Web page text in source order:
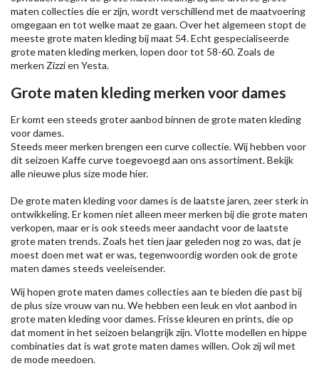
maten collecties die er zijn, wordt verschillend met de maatvoering
omgegaan en tot welke maat ze gaan. Over het algemeen stopt de
meeste grote maten kleding bij maat 54. Echt gespecialiseerde
grote maten kleding merken, lopen door tot 58-60. Zoals de
merken Zizzien Yesta.
Grote maten kleding merken voor dames
Er komt een steeds groter aanbod binnen de grote maten kleding
voor dames.
Steeds meer merken brengen een curve collectie. Wij hebben voor
dit seizoen Kaffecurve toegevoegd aan ons assortiment. Bekijk
alle nieuweplus size modehier.
De grote maten kleding voor dames is de laatste jaren, zeer sterk in
ontwikkeling. Er komen niet alleen meer merken bij die grote maten
verkopen, maar er is ook steeds meer aandacht voor de laatste
grote maten trends. Zoals het tien jaar geleden nog zo was, dat je
moest doen met wat er was, tegenwoordig worden ook de grote
maten dames steeds veeleisender.
Wij hopen grote maten dames collecties aan te bieden die past bij
de plus size vrouw van nu. We hebben een leuk en vlot aanbod in
grote maten kleding voor dames. Frisse kleuren en prints, die op
dat moment in het seizoen belangrijk zijn. Vlotte modellen en hippe
combinaties dat is wat grote maten dames willen. Ook zij wil met
de mode meedoen.